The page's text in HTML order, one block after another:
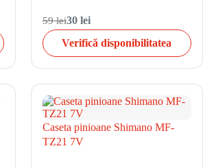
59 lei30 lei
Verifică disponibilitatea
Caseta pinioane Shimano MF-
TZ21 7V